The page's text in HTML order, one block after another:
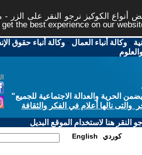
الكوكيز نرجو النقر على الزر
the best experience on our
-وكالة أنباء العمال -وكالة أنباء حقوق
والعدالة الاجتماعية للجميع"
نالها أعلام في الفكر والثقافة
النقر هنا لاستخدام الموقع البديل
English كوردي